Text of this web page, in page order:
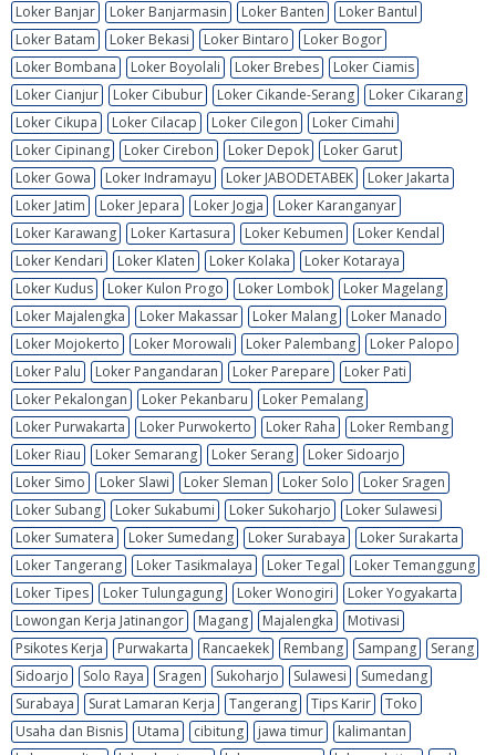
Loker Banjar
Loker Banjarmasin Loker Banten
Loker Bantul
Loker Batam
Loker Bekasi Loker Bintaro
Loker Bogor
Loker Bombana
Loker Boyolali Loker Brebes
Loker Ciamis
Loker Cianjur
Loker Cibubur Loker Cikande-Serang
Loker Cikarang
Loker Cikupa
Loker Cilacap Loker Cilegon
Loker Cimahi
Loker Cipinang
Loker Cirebon Loker Depok
Loker Garut
Loker Gowa
Loker Indramayu Loker JABODETABEK
Loker Jakarta
Loker Jatim
Loker Jepara Loker Jogja
Loker Karanganyar
Loker Karawang
Loker Kartasura Loker Kebumen
Loker Kendal
Loker Kendari
Loker Klaten Loker Kolaka
Loker Kotaraya
Loker Kudus
Loker Kulon Progo Loker Lombok
Loker Magelang
Loker Majalengka
Loker Makassar Loker Malang
Loker Manado
Loker Mojokerto
Loker Morowali Loker Palembang
Loker Palopo
Loker Palu
Loker Pangandaran Loker Parepare
Loker Pati
Loker Pekalongan
Loker Pekanbaru
Loker Pemalang
Loker Purwakarta
Loker Purwokerto Loker Raha
Loker Rembang
Loker Riau
Loker Semarang Loker Serang
Loker Sidoarjo
Loker Simo
Loker Slawi Loker Sleman Loker Solo
Loker Sragen
Loker Subang
Loker Sukabumi Loker Sukoharjo
Loker Sulawesi
Loker Sumatera
Loker Sumedang Loker Surabaya
Loker Surakarta
Loker Tangerang
Loker Tasikmalaya Loker Tegal
Loker Temanggung
Loker Tipes
Loker Tulungagung Loker Wonogiri
Loker Yogyakarta
Lowongan Kerja Jatinangor
Magang Majalengka
Motivasi
Psikotes Kerja
Purwakarta Rancaekek Rembang Sampang
Serang
Sidoarjo
Solo Raya Sragen Sukoharjo Sulawesi
Sumedang
Surabaya
Surat Lamaran Kerja Tangerang Tips Karir
Toko
Usaha dan Bisnis
Utama cibitung jawa timur
kalimantan